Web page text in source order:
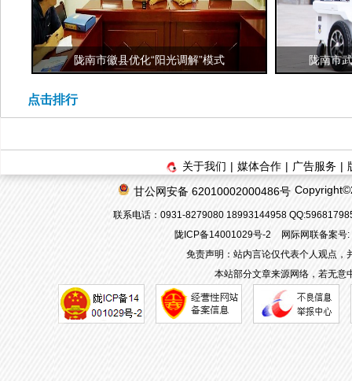
陇南市徽县优化“阳光调解”模式 陇南市
点击排行
关于我们 | 媒体合作 | 广告服务 |
甘公网安备 62010002000486号
联系电话：0931-8279080 18993144958
陇ICP备14001029号-2
网际网联备案
免责声明：站内言论仅代表个人观点，
本站部分文章来源网络，若无意